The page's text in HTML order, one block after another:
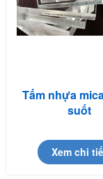
Tấm nhựa
suốt
Xem chi